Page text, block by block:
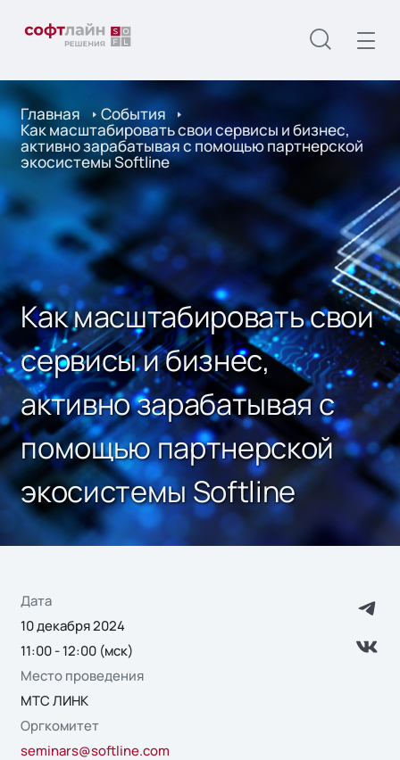
Главная События
Как масштабировать свои сервисы и бизнес,
активно зарабатывая с помощью партнерской
экосистемы Softline
Как масштабировать свои
сервисы и бизнес,
активно зарабатывая с
помощью партнерской
экосистемы Softline
Дата
10 декабря 2024
11:00 - 12:00 (мск)
Место проведения
МТС ЛИНК
Оргкомитет
seminars@softline.com